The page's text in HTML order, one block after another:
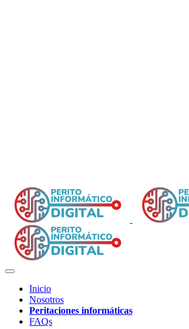
Inicio
Nosotros
Peritaciones informáticas
FAQs